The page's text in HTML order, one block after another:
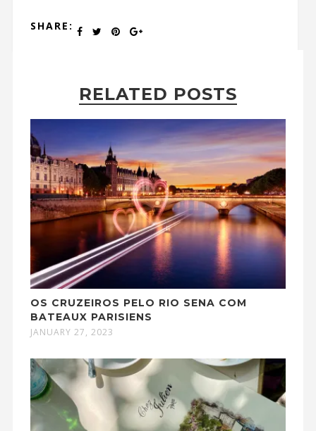
SHARE:
RELATED POSTS
OS CRUZEIROS PELO RIO SENA COM
BATEAUX PARISIENS
JANUARY 27, 2023